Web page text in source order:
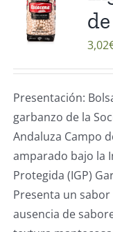
3,02
Presentación:
garbanzo de la
Andaluza Campo
amparado bajo la
Protegida (IGP)
Presenta un
ausencia de